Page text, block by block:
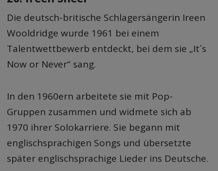
Die deutsch-britische Schlagersängerin Ireen
Wooldridge wurde 1961 bei einem
Talentwettbewerb entdeckt, bei dem sie „It´s
Now or Never“ sang.
In den 1960ern arbeitete sie mit Pop-
Gruppen zusammen und widmete sich ab
1970 ihrer Solokarriere. Sie begann mit
englischsprachigen Songs und übersetzte
später englischsprachige Lieder ins Deutsche.